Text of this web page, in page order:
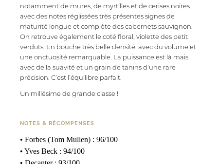
notamment de mures, de myrtilles et de cerises noires
avec des notes réglissées très présentes signes de
maturité longue et complète des cabernets sauvignon.
On retrouve également le coté floral, violette des petit
verdots. En bouche très belle densité, avec du volume et
une onctuosité remarquable. La puissance est là mais
avec de la suavité et un grain de tanins d’une rare
précision. C’est l’équilibre parfait.
Un millésime de grande classe !
NOTES & RÉCOMPENSES
• Forbes (Tom Mullen) : 96/100
• Yves Beck : 94/100